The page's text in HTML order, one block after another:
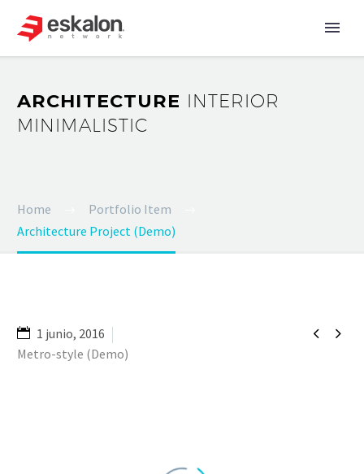
ARCHITECTURE INTERIOR
MINIMALISTIC
Home
Portfolio Item
Architecture Project (Demo)
 
1 junio, 2016
Metro-style (Demo)